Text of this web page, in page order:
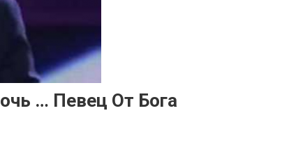
… Певец От Бога